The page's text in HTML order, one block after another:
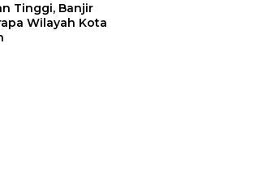
Tinggi, Banjir
Wilayah Kota